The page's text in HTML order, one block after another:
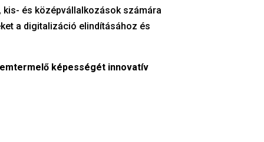
kis- és középvállalkozások számára
a digitalizáció elindításához és
képességét innovatív